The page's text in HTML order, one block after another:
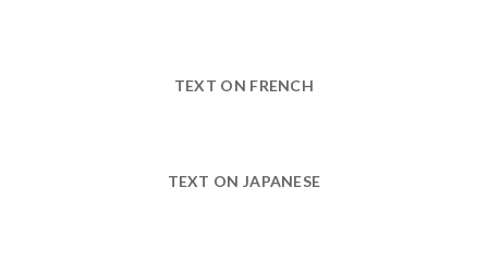
TEXT ON FRENCH
TEXT ON JAPANESE